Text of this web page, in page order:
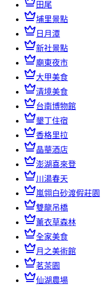
田尾
埔里景點
日月潭
新社景點
廟東夜市
大甲美食
清境美食
台南博物館
墾丁住宿
香格里拉
晶華酒店
澎湖喜來登
川湯春天
嵐翎白砂渡假莊園
雙龍吊橋
薰衣草森林
全家美食
月之美術館
茗茶園
仙湖農場